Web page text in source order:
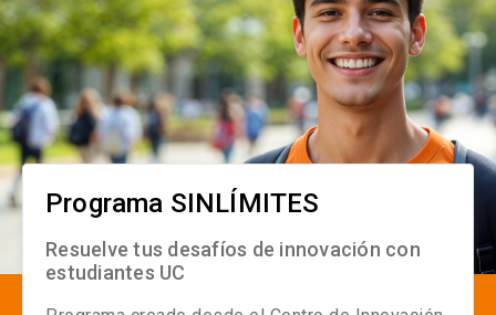
Programa SINLÍMITES
Resuelve tus desafíos de innovación con
estudiantes UC